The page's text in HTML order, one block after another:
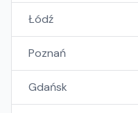
Łódź
Poznań
Gdańsk